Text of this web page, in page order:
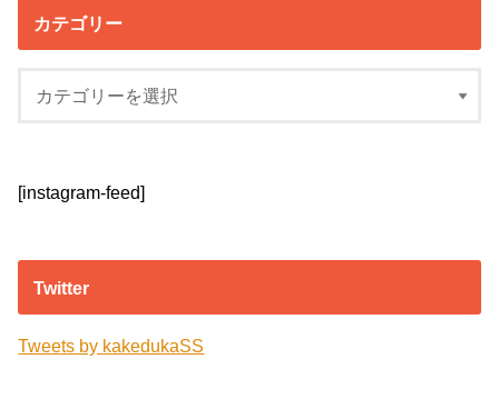
カテゴリー
[instagram-feed]
Twitter
Tweets by kakedukaSS